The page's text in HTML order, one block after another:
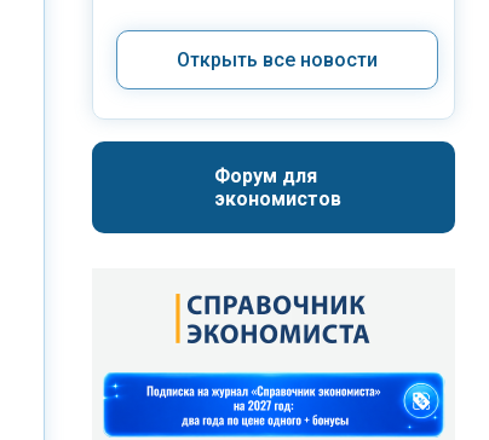
Открыть все новости
Форум для
экономистов